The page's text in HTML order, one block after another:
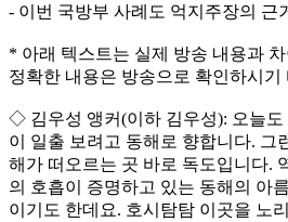
- 이번 국방부 사례도 억지주장의 근
* 아래 텍스트는 실제 방송 내용과
정확한 내용은 방송으로 확인하시기
◇ 김우성 앵커(이하 김우성): 오늘도
이 일출 보려고 동해로 향합니다. 그
해가 떠오르는 곳 바로 독도입니다.
의 호흡이 증명하고 있는 동해의 아
이기도 한데요. 호시탐탐 이곳을 노